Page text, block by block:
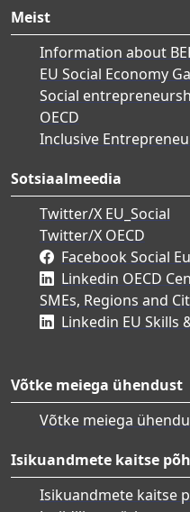
Meist
Information about
EU Social Economy
Social
OECD
Inclusive
Sotsiaalmeedia
Twitter/X EU_Social
Twitter/X OECD
Facebook Social
Linkedin OECD
SMEs, Regions and
Linkedin EU Skills
Võtke meiega ühendust
Võtke meiega
Isikuandmete kaitse
Isikuandmete kaitse